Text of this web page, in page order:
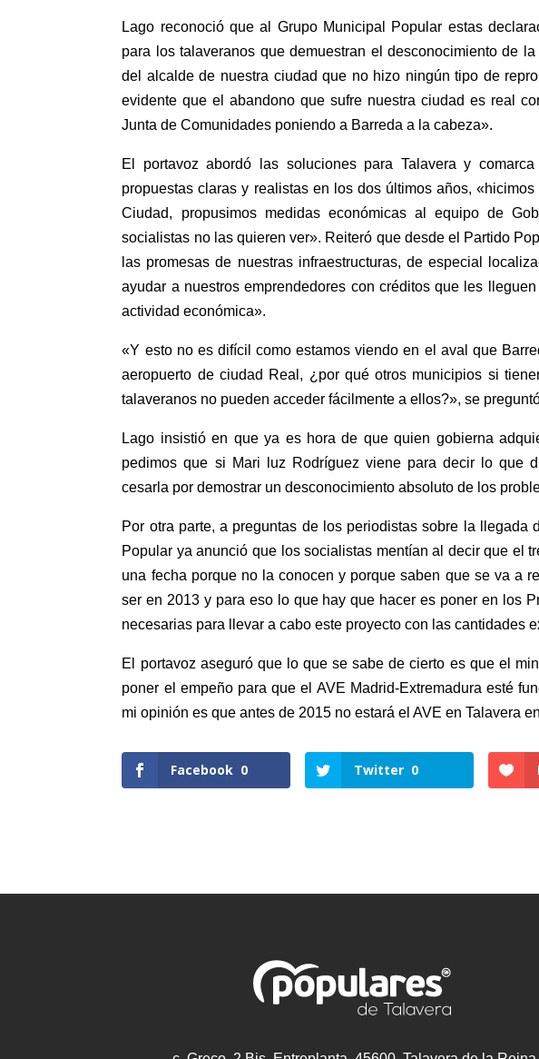
Lago reconoció que al Grupo Municipal Popular estas
para los talaveranos que demuestran el desconocimiento de
del alcalde de nuestra ciudad que no hizo ningún tipo de
evidente que el abandono que sufre nuestra ciudad es real
Junta de Comunidades poniendo a Barreda a la cabeza».
El portavoz abordó las soluciones para Talavera y
propuestas claras y realistas en los dos últimos años,
Ciudad, propusimos medidas económicas al equipo de
socialistas no las quieren ver». Reiteró que desde el Partido
las promesas de nuestras infraestructuras, de especial
ayudar a nuestros emprendedores con créditos que les
actividad económica».
«Y esto no es difícil como estamos viendo en el aval que
aeropuerto de ciudad Real, ¿por qué otros municipios si
talaveranos no pueden acceder fácilmente a ellos?», se
Lago insistió en que ya es hora de que quien gobierna
pedimos que si Mari luz Rodríguez viene para decir lo que
cesarla por demostrar un desconocimiento absoluto de los
Por otra parte, a preguntas de los periodistas sobre la llegada
Popular ya anunció que los socialistas mentían al decir que el
una fecha porque no la conocen y porque saben que se va a
ser en 2013 y para eso lo que hay que hacer es poner en los
necesarias para llevar a cabo este proyecto con las cantidades
El portavoz aseguró que lo que se sabe de cierto es que el
poner el empeño para que el AVE Madrid-Extremadura esté
mi opinión es que antes de 2015 no estará el AVE en Talavera
Facebook 0 Twitter 0